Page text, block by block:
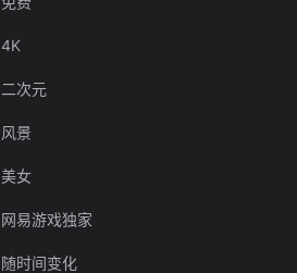
4K
二次元
风景
美女
网易游戏独家
随时间变化